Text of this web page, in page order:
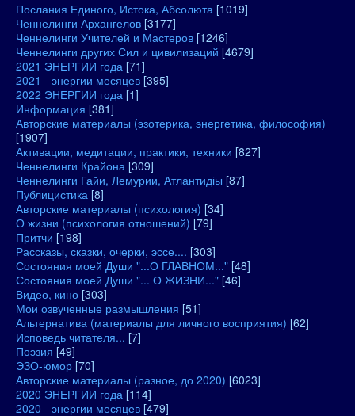
Послания Единого, Истока, Абсолюта [1019]
Ченнелинги Архангелов [3177]
Ченнелинги Учителей и Мастеров [1246]
Ченнелинги других Сил и цивилизаций [4679]
2021 ЭНЕРГИИ года [71]
2021 - энергии месяцев [395]
2022 ЭНЕРГИИ года [1]
Информация [381]
Авторские материалы (эзотерика, энергетика, философия)
[1907]
Активации, медитации, практики, техники [827]
Ченнелинги Крайона [309]
Ченнелинги Гайи, Лемурии, Атлантидіы [87]
Публицистика [8]
Авторские материалы (психология) [34]
О жизни (психология отношений) [79]
Притчи [198]
Рассказы, сказки, очерки, эссе.... [303]
Состояния моей Души "...О ГЛАВНОМ..." [48]
Состояния моей Души "... О ЖИЗНИ..." [46]
Видео, кино [303]
Мои озвученные размышления [51]
Альтернатива (материалы для личного восприятия) [62]
Исповедь читателя... [7]
Поэзия [49]
ЭЗО-юмор [70]
Авторские материалы (разное, до 2020) [6023]
2020 ЭНЕРГИИ года [114]
2020 - энергии месяцев [479]